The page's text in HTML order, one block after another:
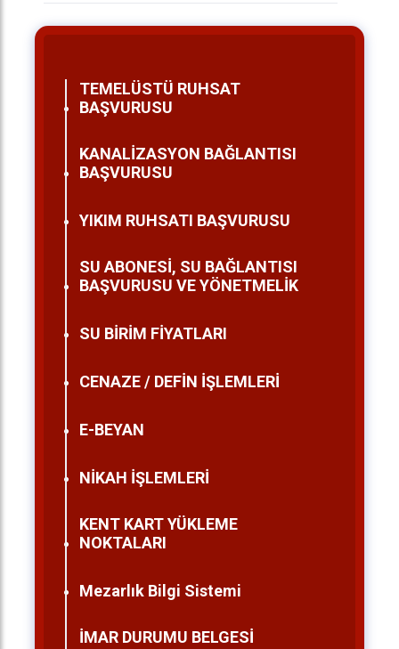
TEMELÜSTÜ RUHSAT
BAŞVURUSU
KANALİZASYON BAĞLANTISI
BAŞVURUSU
YIKIM RUHSATI BAŞVURUSU
SU ABONESİ, SU BAĞLANTISI
BAŞVURUSU VE YÖNETMELİK
SU BİRİM FİYATLARI
CENAZE / DEFİN İŞLEMLERİ
E-BEYAN
NİKAH İŞLEMLERİ
KENT KART YÜKLEME
NOKTALARI
Mezarlık Bilgi Sistemi
İMAR DURUMU BELGESİ